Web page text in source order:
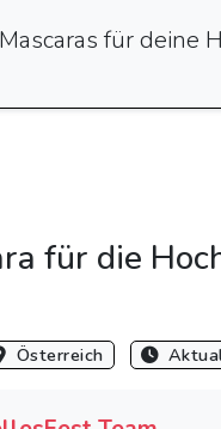
für deine
für die
Österreich